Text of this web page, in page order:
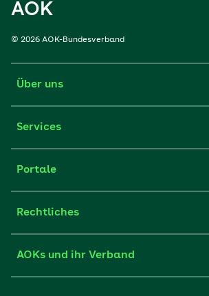
AOK
© 2026 AOK-Bundesverband
Über uns
Services
Portale
Rechtliches
AOKs und ihr Verband